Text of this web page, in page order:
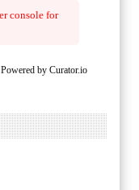
console for
Powered by Curator.io